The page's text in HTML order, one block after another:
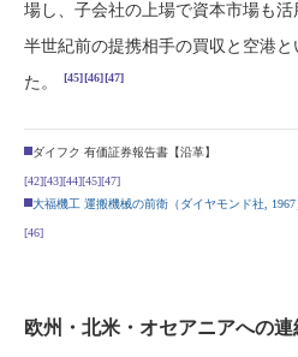
場し、子会社の上場で資本市場も活
半世紀前の提携相手の買収と空港
た。
[45][46][47]
ダイフク 有価証券報告書【沿革】
[42][43][44][45][47]
大福機工 運搬機械の前衛（ダイヤモンド社, 1967
[46]
欧州・北米・オセアニアへの